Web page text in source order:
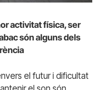
activitat física, ser
són alguns dels
el futur i dificultat